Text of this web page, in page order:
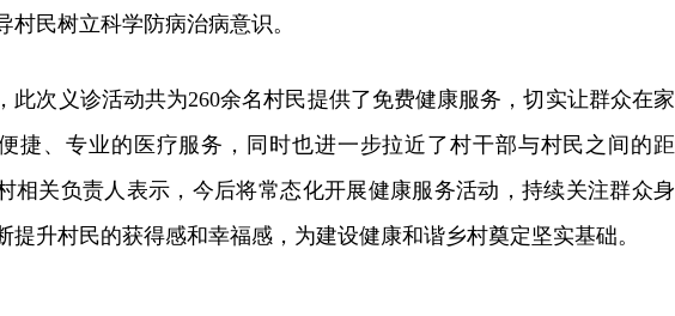
村民树立科学防病治病意识。
此次义诊活动共为260余名村民提供了免费健康服务，切实让群众在家
捷、专业的医疗服务，同时也进一步拉近了村干部与村民之间的距
相关负责人表示，今后将常态化开展健康服务活动，持续关注群众身
提升村民的获得感和幸福感，为建设健康和谐乡村奠定坚实基础。